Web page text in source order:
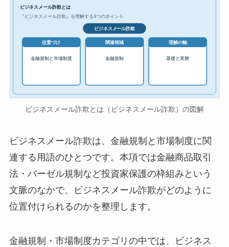
ビジネスメール詐欺とは
『ビジネスメール詐欺』を理解する3つのポイント
ビジネスメール詐欺
位置づけ
金融規制と市場制度
関連領域
金融規制
理解の軸
基礎と実務
ビジネスメール詐欺とは（ビジネスメール詐欺）の図解
ビジネスメール詐欺は、金融規制と市場制度に関
連する用語のひとつです。本項では金融商品取引
法・バーゼル規制など投資家保護の枠組みという
文脈のなかで、ビジネスメール詐欺がどのように
位置付けられるのかを整理します。
金融規制・市場制度カテゴリの中では、ビジネス